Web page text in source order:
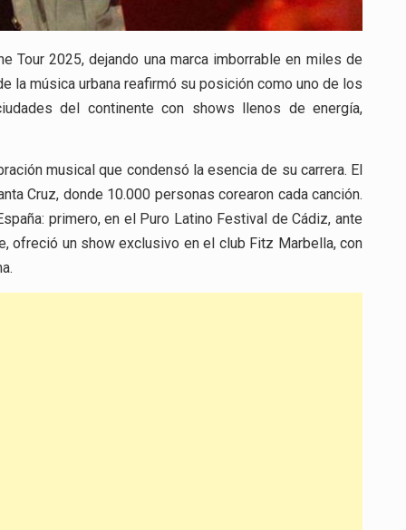
Tour 2025, dejando una marca imborrable en miles de
la música urbana reafirmó su posición como uno de los
del continente con shows llenos de energía,
musical que condensó la esencia de su carrera. El
Cruz, donde 10.000 personas corearon cada canción.
primero, en el Puro Latino Festival de Cádiz, ante
ofreció un show exclusivo en el club Fitz Marbella, con